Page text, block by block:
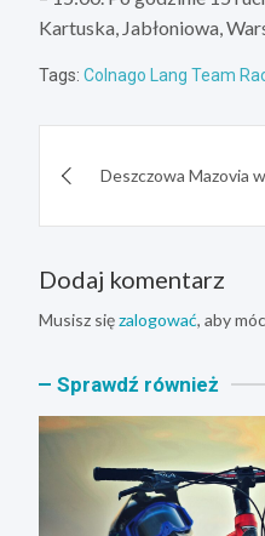
Kartuska, Jabłoniowa,
Tags: Colnago Lang Team
wpisuDeszczowa Mazovia
Dodaj komentarz
Musisz sięzalogować, aby
Sprawdź również